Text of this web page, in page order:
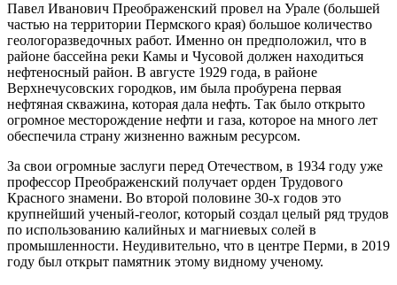
Павел Иванович Преображенский провел на Урале (большей
частью на территории Пермского края) большое количество
геологоразведочных работ. Именно он предположил, что в
районе бассейна реки Камы и Чусовой должен находиться
нефтеносный район. В августе 1929 года, в районе
Верхнечусовских городков, им была пробурена первая
нефтяная скважина, которая дала нефть. Так было открыто
огромное месторождение нефти и газа, которое на много лет
обеспечила страну жизненно важным ресурсом.
За свои огромные заслуги перед Отечеством, в 1934 году уже
профессор Преображенский получает орден Трудового
Красного знамени. Во второй половине 30-х годов это
крупнейший ученый-геолог, который создал целый ряд трудов
по использованию калийных и магниевых солей в
промышленности. Неудивительно, что в центре Перми, в 2019
году был открыт памятник этому видному ученому.